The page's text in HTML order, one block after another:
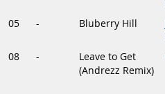
05 - Bluberry Hill
08 -
Leave to Get
(Andrezz Remix)